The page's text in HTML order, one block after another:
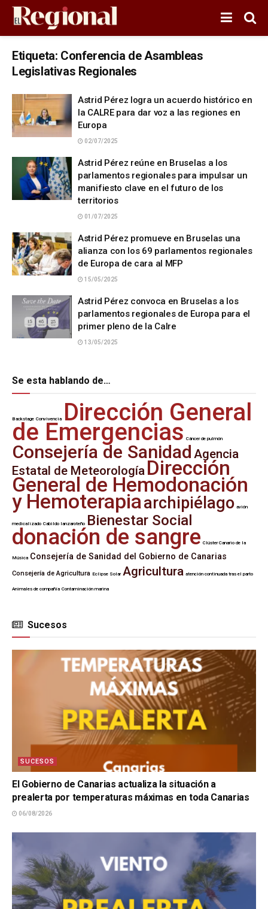
Etiqueta: Conferencia de Asambleas
Legislativas Regionales
Astrid Pérez logra un acuerdo histórico en
la CALRE para dar voz a las regiones en
Europa
02/07/2025
Astrid Pérez reúne en Bruselas a los
parlamentos regionales para impulsar un
manifiesto clave en el futuro de los
territorios
01/07/2025
Astrid Pérez promueve en Bruselas una
alianza con los 69 parlamentos regionales
de Europa de cara al MFP
15/05/2025
Astrid Pérez convoca en Bruselas a los
parlamentos regionales de Europa para el
primer pleno de la Calre
13/05/2025
Se esta hablando de…
Backstage Convivencia Dirección General
de Emergencias Cáncer de pulmón
Consejería de Sanidad Agencia
Estatal de Meteorología Dirección
General de Hemodonación
y Hemoterapiaarchipiélago avión
medicalizado Cabildo lanzaroteño Bienestar Social
donación de sangre Clúster Canario de la
Música Consejería de Sanidad del Gobierno de Canarias
Consejería de Agricultura Eclipse Solar Agricultura atención continuada tras el parto
Animales de compañía Contaminación marina
Sucesos
SUCESOS
El Gobierno de Canarias actualiza la situación a
prealerta por temperaturas máximas en toda Canarias
06/08/2026